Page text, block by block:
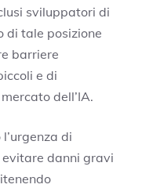
sviluppatori di
di tale posizione
barriere
e di
dell’IA.
di
danni gravi